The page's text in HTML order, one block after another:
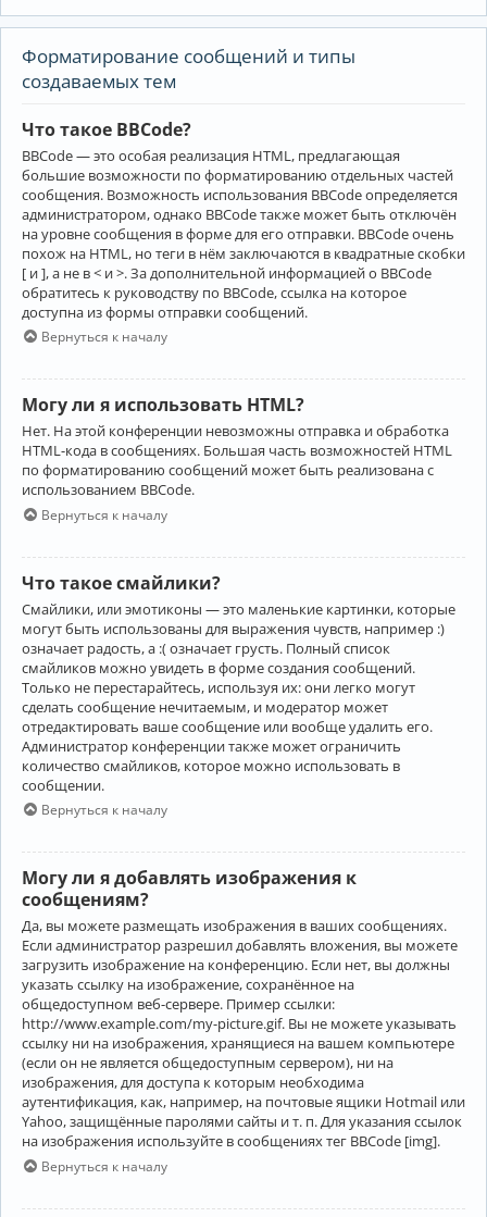
Форматирование сообщений и типы
создаваемых тем
Что такое BBCode?
BBCode — это особая реализация HTML, предлагающая
большие возможности по форматированию отдельных частей
сообщения. Возможность использования BBCode определяется
администратором, однако BBCode также может быть отключён
на уровне сообщения в форме для его отправки. BBCode очень
похож на HTML, но теги в нём заключаются в квадратные скобки
[ и ], а не в < и >. За дополнительной информацией о BBCode
обратитесь к руководству по BBCode, ссылка на которое
доступна из формы отправки сообщений.
Вернуться к началу
Могу ли я использовать HTML?
Нет. На этой конференции невозможны отправка и обработка
HTML-кода в сообщениях. Большая часть возможностей HTML
по форматированию сообщений может быть реализована с
использованием BBCode.
Вернуться к началу
Что такое смайлики?
Смайлики, или эмотиконы — это маленькие картинки, которые
могут быть использованы для выражения чувств, например :)
означает радость, а :( означает грусть. Полный список
смайликов можно увидеть в форме создания сообщений.
Только не перестарайтесь, используя их: они легко могут
сделать сообщение нечитаемым, и модератор может
отредактировать ваше сообщение или вообще удалить его.
Администратор конференции также может ограничить
количество смайликов, которое можно использовать в
сообщении.
Вернуться к началу
Могу ли я добавлять изображения к
сообщениям?
Да, вы можете размещать изображения в ваших сообщениях.
Если администратор разрешил добавлять вложения, вы можете
загрузить изображение на конференцию. Если нет, вы должны
указать ссылку на изображение, сохранённое на
общедоступном веб-сервере. Пример ссылки:
http://www.example.com/my-picture.gif. Вы не можете указывать
ссылку ни на изображения, хранящиеся на вашем компьютере
(если он не является общедоступным сервером), ни на
изображения, для доступа к которым необходима
аутентификация, как, например, на почтовые ящики Hotmail или
Yahoo, защищённые паролями сайты и т. п. Для указания ссылок
на изображения используйте в сообщениях тег BBCode [img].
Вернуться к началу